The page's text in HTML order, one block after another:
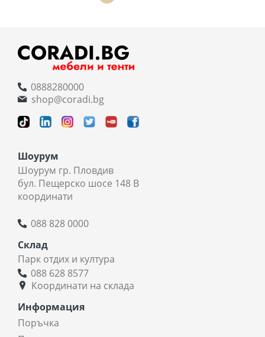
0888280000
shop@coradi.bg
Шоурум
Шоурум гр. Пловдив
бул. Пещерско шосе 148 В
координати
088 828 0000
Склад
Парк отдих и култура
088 628 8577
Координати на склада
Информация
Поръчка